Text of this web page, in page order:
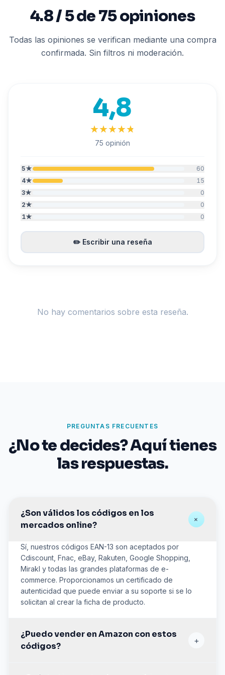
4.8 / 5 de 75 opiniones
Todas las opiniones se verifican mediante una compra
confirmada. Sin filtros ni moderación.
4,8
★
★★
★★
★★
★★
★
75 opinión
5★
60
4★
15
3★
0
2★
0
1★ 0
✏️ Escribir una reseña
No hay comentarios sobre esta reseña.
PREGUNTAS FRECUENTES
¿No te decides? Aquí tienes
las respuestas.
¿Son válidos los códigos en los
mercados online?
+
Sí, nuestros códigos EAN-13 son aceptados por
Cdiscount, Fnac, eBay, Rakuten, Google Shopping,
Mirakl y todas las grandes plataformas de e-
commerce. Proporcionamos un certificado de
autenticidad que puede enviar a su soporte si se lo
solicitan al crear la ficha de producto.
¿Puedo vender en Amazon con estos
códigos?
+